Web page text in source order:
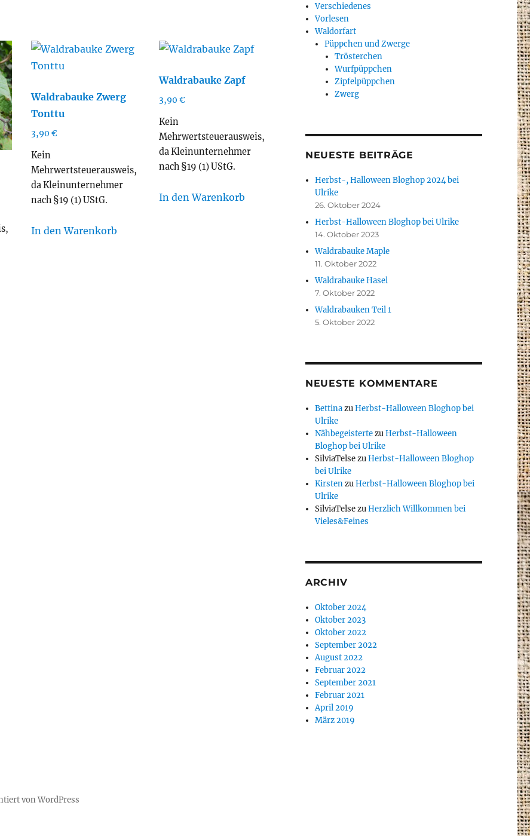
Waldrabauke Zwerg
Tonttu
3,90 €
Kein
Mehrwertsteuerausweis,
da Kleinunternehmer
nach §19 (1) UStG.
In den Warenkorb
Waldrabauke Zapf
3,90 €
Kein
Mehrwertsteuerausweis,
da Kleinunternehmer
nach §19 (1) UStG.
In den Warenkorb
Verschiedenes
Vorlesen
Waldorfart
Püppchen und Zwerge
Trösterchen
Wurfpüppchen
Zipfelpüppchen
Zwerg
NEUESTE BEITRÄGE
Herbst-, Halloween Bloghop 2024 bei
Ulrike
26. Oktober 2024
Herbst-Halloween Bloghop bei Ulrike
14. Oktober 2023
Waldrabauke Maple
11. Oktober 2022
Waldrabauke Hasel
7. Oktober 2022
Waldrabauken Teil 1
5. Oktober 2022
NEUESTE KOMMENTARE
BettinazuHerbst-Halloween Bloghop bei
Ulrike
NähbegeistertezuHerbst-Halloween
Bloghop bei Ulrike
SilviaTelsezuHerbst-Halloween Bloghop
bei Ulrike
KirstenzuHerbst-Halloween Bloghop bei
Ulrike
SilviaTelsezuHerzlich Willkommen bei
Vieles&Feines
ARCHIV
Oktober 2024
Oktober 2023
Oktober 2022
September 2022
August 2022
Februar 2022
September 2021
Februar 2021
April 2019
März 2019
von WordPress